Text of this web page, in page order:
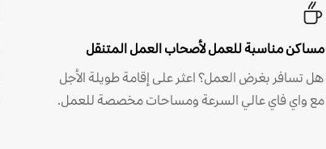
مساكن مناسبة للعمل لأصحاب العمل المتنقل
هل تسافر بغرض العمل؟ اعثر على إقامة طويلة الأجل
مع واي فاي عالي السرعة ومساحات مخصصة للعمل.